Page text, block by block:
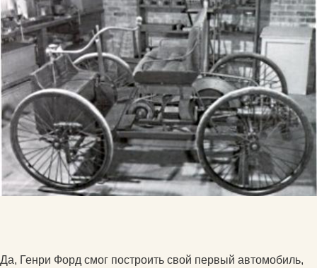
Да, Генри Форд смог построить свой первый автомобиль,